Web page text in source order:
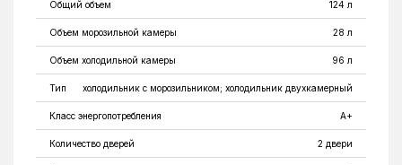
Общий объем 124 л
Объем морозильной камеры 28 л
Объем холодильной камеры 96 л
Тип холодильник с морозильником; холодильник двухкамерный
Класс энергопотребления A+
Количество дверей 2 двери